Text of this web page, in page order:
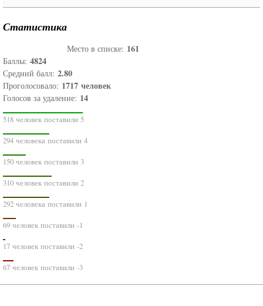
Статистика
Место в списке: 161
Баллы: 4824
Средний балл: 2.80
Проголосовало: 1717 человек
Голосов за удаление: 14
518 человек поставили 5
294 человека поставили 4
150 человек поставили 3
310 человек поставили 2
292 человека поставили 1
69 человек поставили -1
17 человек поставили -2
67 человек поставили -3